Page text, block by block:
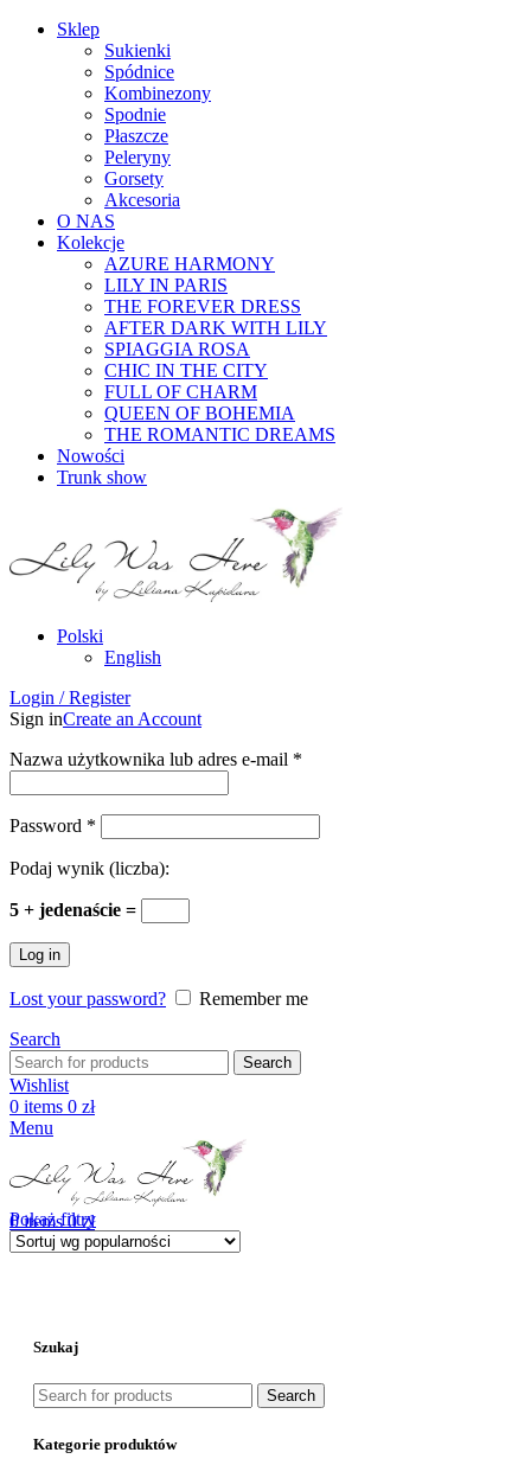
Sklep
Sukienki
Spódnice
Kombinezony
Spodnie
Płaszcze
Peleryny
Gorsety
Akcesoria
O NAS
Kolekcje
AZURE HARMONY
LILY IN PARIS
THE FOREVER DRESS
AFTER DARK WITH LILY
SPIAGGIA ROSA
CHIC IN THE CITY
FULL OF CHARM
QUEEN OF BOHEMIA
THE ROMANTIC DREAMS
Nowości
Trunk show
Polski
English
Login / Register
Sign inCreate an Account
Nazwa użytkownika lub adres e-mail *
Password *
Podaj wynik (liczba):
5 + jedenaście =
Log in
Lost your password?
Remember me
Search
Search
Wishlist
0 items 0 zł
Menu
0items 0zł
Pokaż filtry
Szukaj
Search
Kategorie produktów